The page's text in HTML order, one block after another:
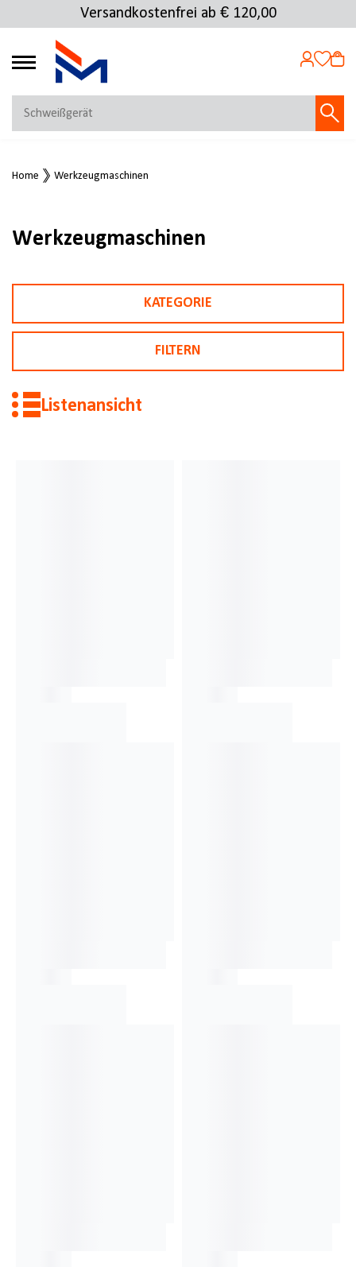
Versandkostenfrei ab € 120,00
4.72
MEIN KONTO
Jetzt anmelden
Jetzt registrieren
Home Werkzeugmaschinen
Werkzeugmaschinen
KATEGORIE
FILTERN
Listenansicht